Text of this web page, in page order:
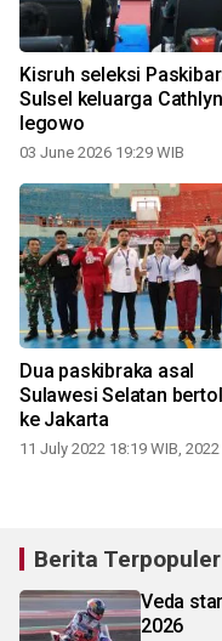
Kisruh seleksi
Sulsel keluarga Cathlyn
legowo
03 June 2026 19:29 WIB
Dua paskibraka asal
Sulawesi Selatan
ke Jakarta
11 July 2022 18:19 WIB, 2022
Berita Terpopuler
Veda
2026